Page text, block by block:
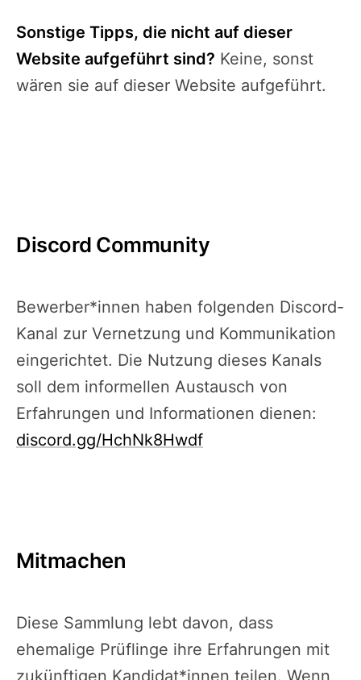
Sonstige Tipps, die nicht auf dieser
Website aufgeführt sind? Keine, sonst
wären sie auf dieser Website aufgeführt.
Discord Community
Bewerber*innen haben folgenden Discord-
Kanal zur Vernetzung und Kommunikation
eingerichtet. Die Nutzung dieses Kanals
soll dem informellen Austausch von
Erfahrungen und Informationen dienen:
discord.gg/HchNk8Hwdf
Mitmachen
Diese Sammlung lebt davon, dass
ehemalige Prüflinge ihre Erfahrungen mit
zukünftigen Kandidat*innen teilen. Wenn